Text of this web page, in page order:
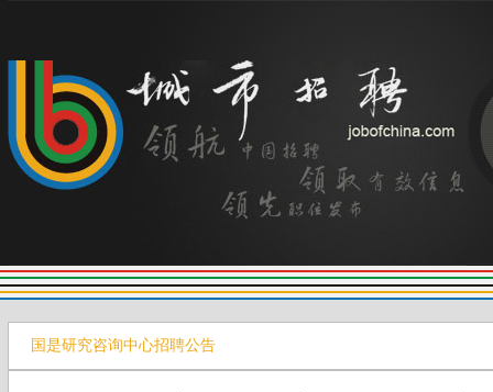
国是研究咨询中心招聘公告